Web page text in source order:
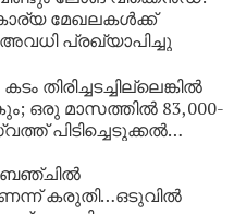
മേഖലകൾക്ക്
പ്രഖ്യാപിച്ചു
തിരിച്ചടച്ചില്ലെങ്കിൽ
ഒരു മാസത്തിൽ 83,000-
പിടിച്ചെടുക്കൽ
ബെഞ്ചിൽ
കരുതി…ഒടുവിൽ